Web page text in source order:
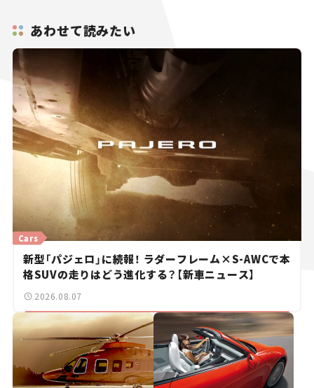
あわせて読みたい
Cars
新型「パジェロ」に続報！ ラダーフレーム×S-AWCで本
格SUVの走りはどう進化する？【新車ニュース】
2026.08.07